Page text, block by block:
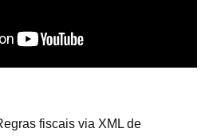
fiscais via XML de